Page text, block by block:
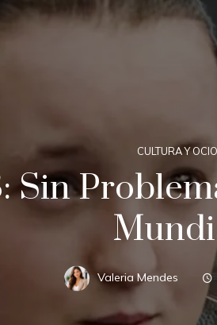
CULTURA Y OCIO
Sin
Valeria Mendes